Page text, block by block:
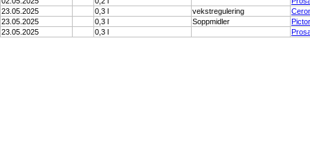
23.05.2025
0,3 l vekstregulering
23.05.2025
0,3 l Soppmidler
23.05.2025
0,3 l